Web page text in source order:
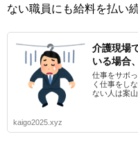
ない職員にも給料を払い
介護現場
いる場合
仕事をサボ
く仕事をし
ない人は案山
kaigo2025.xyz